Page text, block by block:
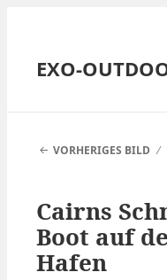
EXO-
VORHERIGES BILD
Cairns
Boot auf
Hafen